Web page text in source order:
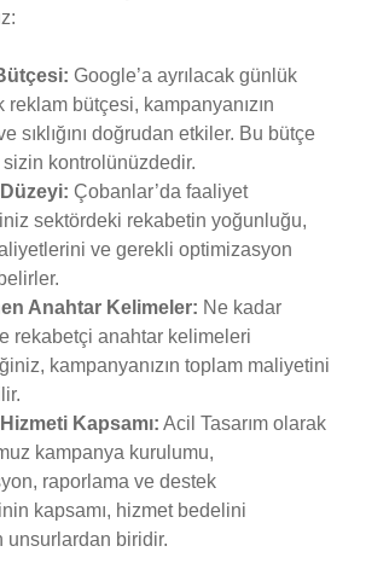
Google’a ayrılacak günlük
reklam bütçesi, kampanyanızın
sıklığını doğrudan etkiler. Bu bütçe
kontrolünüzdedir.
Çobanlar’da faaliyet
sektördeki rekabetin yoğunluğu,
ve gerekli optimizasyon
Anahtar Kelimeler: Ne kadar
rekabetçi anahtar kelimeleri
kampanyanızın toplam maliyetini
Kapsamı: Acil Tasarım olarak
kampanya kurulumu,
raporlama ve destek
kapsamı, hizmet bedelini
unsurlardan biridir.